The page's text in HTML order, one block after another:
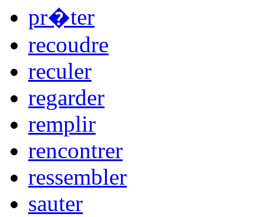
pr�ter
recoudre
reculer
regarder
remplir
rencontrer
ressembler
sauter